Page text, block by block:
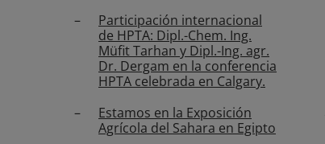
Participación internacional
de HPTA: Dipl.-Chem. Ing.
Müfit Tarhan y Dipl.-Ing. agr.
Dr. Dergam en la conferencia
HPTA celebrada en Calgary.
Estamos en la Exposición
Agrícola del Sahara en Egipto